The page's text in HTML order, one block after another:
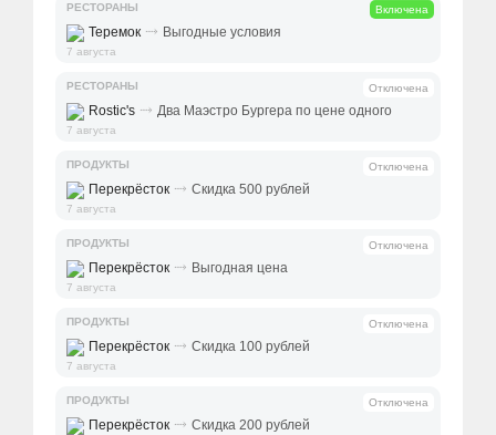
РЕСТОРАНЫ Включена
Теремок ⤑ Выгодные условия
7 августа
РЕСТОРАНЫ Отключена
Rostic's ⤑ Два Маэстро Бургера по цене одного
7 августа
ПРОДУКТЫ Отключена
Перекрёсток ⤑ Скидка 500 рублей
7 августа
ПРОДУКТЫ Отключена
Перекрёсток ⤑ Выгодная цена
7 августа
ПРОДУКТЫ Отключена
Перекрёсток ⤑ Скидка 100 рублей
7 августа
ПРОДУКТЫ Отключена
Перекрёсток ⤑ Скидка 200 рублей